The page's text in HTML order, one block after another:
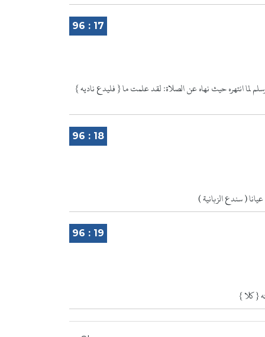
96 : 17
{ فليدع ناديه } أي أهل ناديه وهو المجلس ينتدى يتحدث فيه القوم وكان قال للنبي صلى الله عليه وسلم لما انتهره حيث نهاه عن الصلاة: لقد علمت ما
96 : 18
96 : 19